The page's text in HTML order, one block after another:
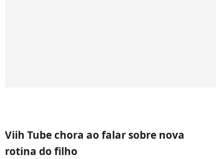
Viih Tube chora ao falar sobre nova
rotina do filho